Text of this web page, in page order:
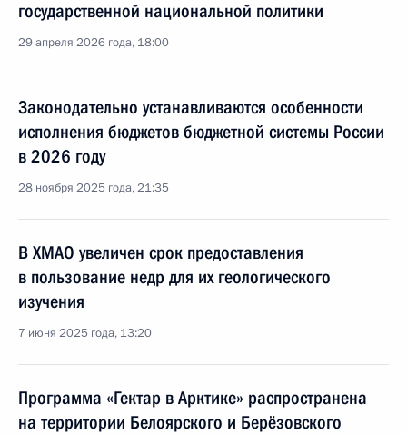
государственной национальной политики
29 апреля 2026 года, 18:00
Законодательно устанавливаются особенности
исполнения бюджетов бюджетной системы России
в 2026 году
28 ноября 2025 года, 21:35
В ХМАО увеличен срок предоставления
в пользование недр для их геологического
изучения
7 июня 2025 года, 13:20
Программа «Гектар в Арктике» распространена
на территории Белоярского и Берёзовского